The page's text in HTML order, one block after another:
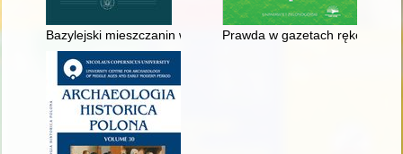
Bazylejski mieszczanin w Rzeczypospolitej Obojga Narodów
Prawda w gazetach